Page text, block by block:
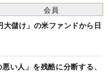
儲け」の米ファンドから日
い人」を残酷に分断する、
会員